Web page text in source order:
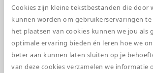
Cookies zijn kleine tekstbestanden die door
kunnen worden om gebruikerservaringen
het plaatsen van cookies kunnen we jou als
optimale ervaring bieden én leren hoe we
beter aan kunnen laten sluiten op je
van deze cookies verzamelen we informatie
geïnteresseerd zijn in de opleiding
ambulanceverpleegkundige meer
geven over het opleidingstraject.
verder hoeft te lezen, kun je je
inschrijven voor de